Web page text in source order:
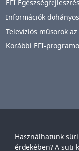
Használhatunk
érdekében? A süti
EFI
Információk
Televíziós műsorok
Korábbi EFI-
Győr-Moson-
Petz Aladár